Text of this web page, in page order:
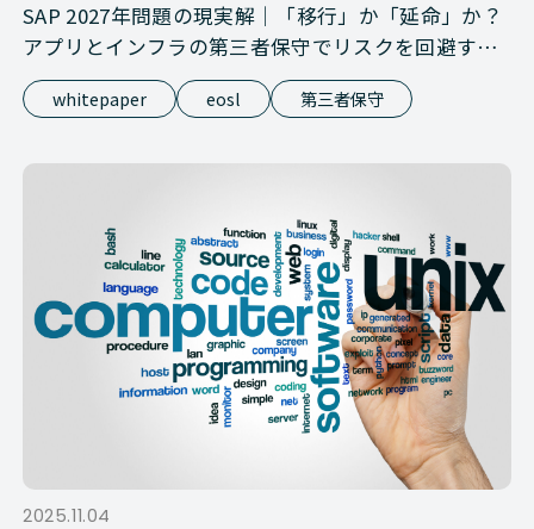
SAP 2027年問題の現実解｜「移行」か「延命」か？
アプリとインフラの第三者保守でリスクを回避する
方法
whitepaper eosl 第三者保守
2025.11.04